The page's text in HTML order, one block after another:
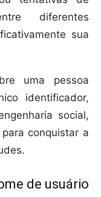
diferentes
sua
uma pessoa
identificador,
social,
conquistar a
de usuário